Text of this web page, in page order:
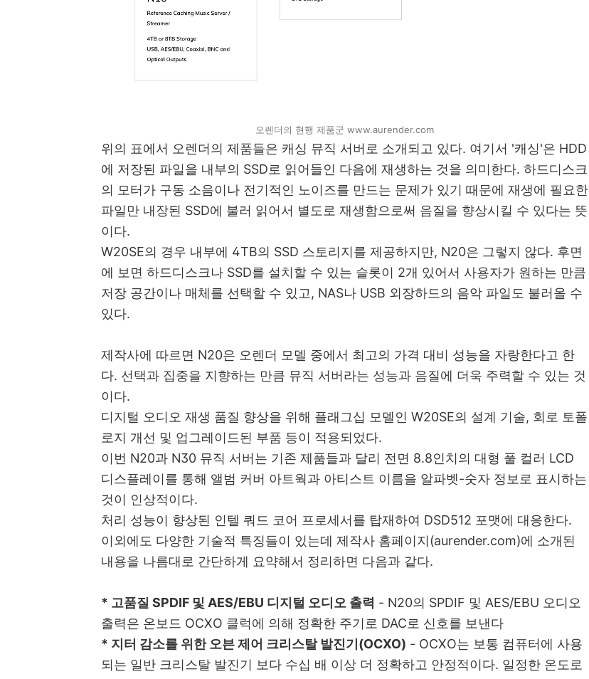
오렌더의 현행 제품군 www.aurender.com
위의 표에서 오렌더의 제품들은 캐싱 뮤직 서버로 소개되고 있다. 여기서 '캐싱'은 HDD
에 저장된 파일을 내부의 SSD로 읽어들인 다음에 재생하는 것을 의미한다. 하드디스크
의 모터가 구동 소음이나 전기적인 노이즈를 만드는 문제가 있기 때문에 재생에 필요한
파일만 내장된 SSD에 불러 읽어서 별도로 재생함으로써 음질을 향상시킬 수 있다는 뜻
이다.
W20SE의 경우 내부에 4TB의 SSD 스토리지를 제공하지만, N20은 그렇지 않다. 후면
에 보면 하드디스크나 SSD를 설치할 수 있는 슬롯이 2개 있어서 사용자가 원하는 만큼
저장 공간이나 매체를 선택할 수 있고, NAS나 USB 외장하드의 음악 파일도 불러올 수
있다.
제작사에 따르면 N20은 오렌더 모델 중에서 최고의 가격 대비 성능을 자랑한다고 한
다. 선택과 집중을 지향하는 만큼 뮤직 서버라는 성능과 음질에 더욱 주력할 수 있는 것
이다.
디지털 오디오 재생 품질 향상을 위해 플래그십 모델인 W20SE의 설계 기술, 회로 토폴
로지 개선 및 업그레이드된 부품 등이 적용되었다.
이번 N20과 N30 뮤직 서버는 기존 제품들과 달리 전면 8.8인치의 대형 풀 컬러 LCD
디스플레이를 통해 앨범 커버 아트웍과 아티스트 이름을 알파벳-숫자 정보로 표시하는
것이 인상적이다.
처리 성능이 향상된 인텔 쿼드 코어 프로세서를 탑재하여 DSD512 포맷에 대응한다.
이외에도 다양한 기술적 특징들이 있는데 제작사 홈페이지(aurender.com)에 소개된
내용을 나름대로 간단하게 요약해서 정리하면 다음과 같다.
* 고품질 SPDIF 및 AES/EBU 디지털 오디오 출력 - N20의 SPDIF 및 AES/EBU 오디오
출력은 온보드 OCXO 클럭에 의해 정확한 주기로 DAC로 신호를 보낸다
* 지터 감소를 위한 오븐 제어 크리스탈 발진기(OCXO) - OCXO는 보통 컴퓨터에 사용
되는 일반 크리스탈 발진기 보다 수십 배 이상 더 정확하고 안정적이다. 일정한 온도로